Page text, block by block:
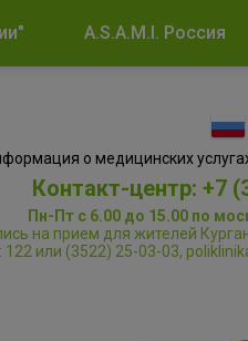
A.S.A.M.I. Россия
о медицинских
Контакт-центр: +7
Пн-Пт с 6.00 до 15.00 по
на прием для жителей
122 или (3522) 25-03-03,